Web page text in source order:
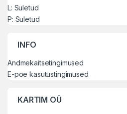
L: Suletud
P: Suletud
INFO
Andmekaitsetingimused
E-poe kasutustingimused
KARTIM OÜ